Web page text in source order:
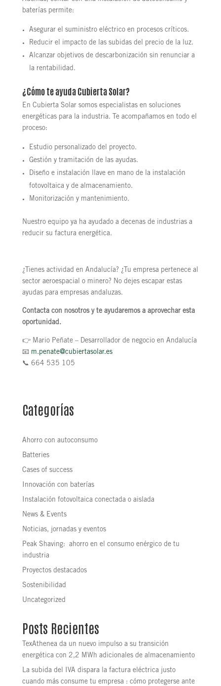
baterías permite:
Asegurar el suministro eléctrico en procesos críticos.
Reducir el impacto de las subidas del precio de la luz.
Alcanzar objetivos de descarbonización sin renunciar a
la rentabilidad.
¿Cómo te ayudaCubierta Solar?
En Cubierta Solar somos especialistas en soluciones
energéticas para la industria. Te acompañamos en todo el
proceso:
Estudio personalizado del proyecto.
Gestión y tramitación de las ayudas.
Diseño e instalación llave en mano de la instalación
fotovoltaica y de almacenamiento.
Monitorización y mantenimiento.
Nuestro equipo ya ha ayudado a decenas de industrias a
reducir su factura energética.
¿Tienes actividad en Andalucía? ¿Tu empresa pertenece al
sector aeroespacial o minero? No dejes escapar estas
ayudas para empresas andaluzas.
Contacta con nosotros y te ayudaremos a aprovechar esta
oportunidad.
👉 Mario Peñate – Desarrollador de negocio en Andalucía
📧 m.penate@cubiertasolar.es
📞 664 535 105
Categorías
Ahorro con autoconsumo
Batteries
Cases of success
Innovación con baterías
Instalación fotovoltaica conectada o aislada
News & Events
Noticias, jornadas y eventos
Peak Shaving: ahorro en el consumo enérgico de tu
industria
Proyectos destacados
Sostenibilidad
Uncategorized
Posts Recientes
TexAthenea da un nuevo impulso a su transición
energética con 2,2 MWh adicionales de almacenamiento
La subida del IVA dispara la factura eléctrica justo
cuando más consume tu empresa : cómo protegerse ante